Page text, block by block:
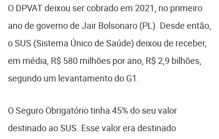
O DPVAT deixou ser cobrado em 2021, no primeiro
ano de governo de Jair Bolsonaro (PL). Desde então,
o SUS (Sistema Único de Saúde) deixou de receber,
em média, R$ 580 milhões por ano, R$ 2,9 bilhões,
segundo um levantamento do G1.
O Seguro Obrigatório tinha 45% do seu valor
destinado ao SUS. Esse valor era destinado